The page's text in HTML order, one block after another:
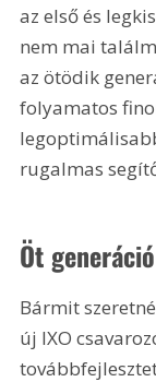
az első és
nem mai
az ötödik
folyamatos
rugalmas
Öt
Bármit
új IXO